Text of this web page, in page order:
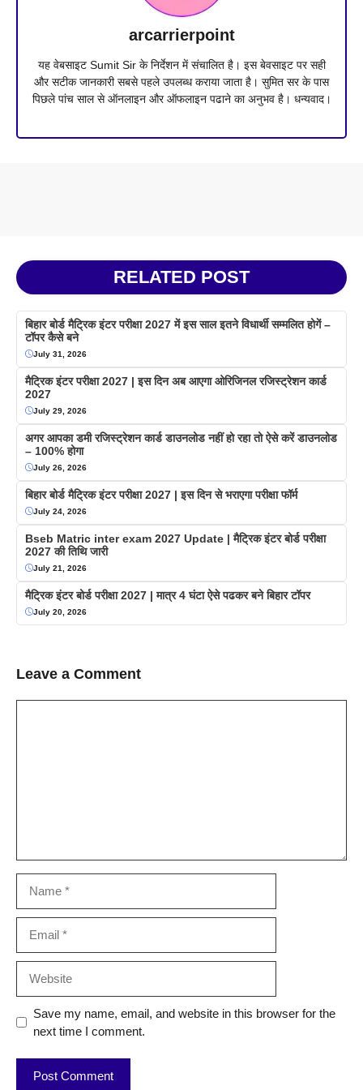
arcarrierpoint
यह वेबसाइट Sumit Sir के निर्देशन में संचालित है। इस बेवसाइट पर सही
और सटीक जानकारी सबसे पहले उपलब्ध कराया जाता है। सुमित सर के पास
पिछले पांच साल से ऑनलाइन और ऑफलाइन पढाने का अनुभव है। धन्यवाद।
RELATED POST
बिहार बोर्ड मैट्रिक इंटर परीक्षा 2027 में इस साल इतने विधार्थी सम्मलित होगें –
टॉपर कैसे बने
July 31, 2026
मैट्रिक इंटर परीक्षा 2027 | इस दिन अब आएगा ओरिजिनल रजिस्ट्रेशन कार्ड
2027
July 29, 2026
अगर आपका डमी रजिस्ट्रेशन कार्ड डाउनलोड नहीं हो रहा तो ऐसे करें डाउनलोड
– 100% होगा
July 26, 2026
बिहार बोर्ड मैट्रिक इंटर परीक्षा 2027 | इस दिन से भराएगा परीक्षा फॉर्म
July 24, 2026
Bseb Matric inter exam 2027 Update | मैट्रिक इंटर बोर्ड परीक्षा
2027 की तिथि जारी
July 21, 2026
मैट्रिक इंटर बोर्ड परीक्षा 2027 | मात्र 4 घंटा ऐसे पढकर बने बिहार टॉपर
July 20, 2026
Leave a Comment
Save my name, email, and website in this browser for the
next time I comment.